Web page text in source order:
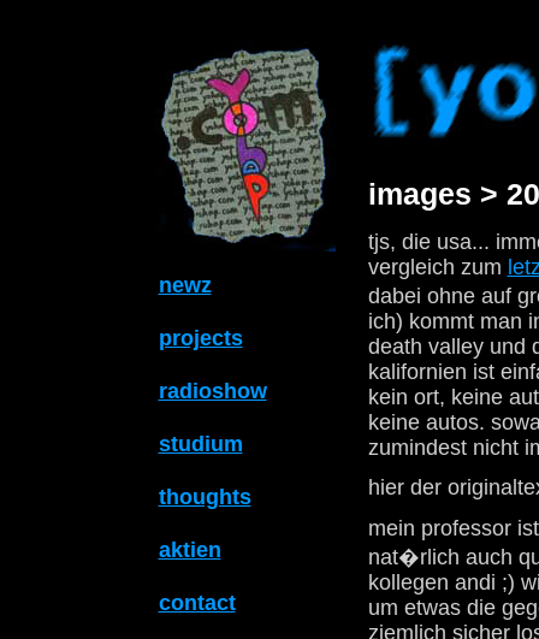
newz
projects
radioshow
studium
thoughts
aktien
contact
images >
tjs, die usa...
vergleich zum
dabei ohne auf
ich) kommt man
death valley und
kalifornien ist
kein ort, keine
keine autos.
zumindest nicht
hier der
mein professor
nat�rlich auch
kollegen andi ;)
um etwas die
ziemlich sicher